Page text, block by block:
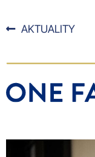
AKTUALITY